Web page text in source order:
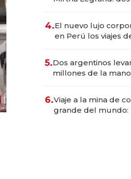
4.El nuevo lujo
en Perú los viajes
transformadoras
5.Dos argentinos
millones de la
6.Viaje a la mina de
grande del mundo: